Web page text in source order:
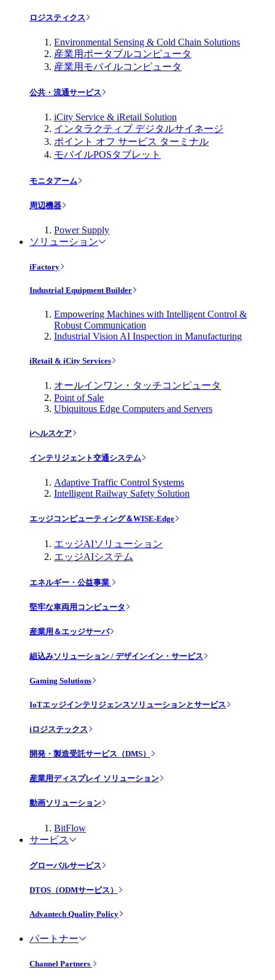
ロジスティクス
Environmental Sensing & Cold Chain Solutions
産業用ポータブルコンピュータ
産業用モバイルコンピュータ
公共・流通サービス
iCity Service & iRetail Solution
インタラクティブ デジタルサイネージ
ポイント オフ サービス ターミナル
モバイルPOSタブレット
モニタアーム
周辺機器
Power Supply
ソリューション
iFactory
Industrial Equipment Builder
Empowering Machines with Intelligent Control &
Robust Communication
Industrial Vision AI Inspection in Manufacturing
iRetail & iCity Services
オールインワン・タッチコンピュータ
Point of Sale
Ubiquitous Edge Computers and Servers
iヘルスケア
インテリジェント交通システム
Adaptive Traffic Control Systems
Intelligent Railway Safety Solution
エッジコンピューティング＆WISE-Edge
エッジAIソリューション
エッジAIシステム
エネルギー・公益事業
堅牢な車両用コンピュータ
産業用＆エッジサーバ
組込みソリューション / デザインイン・サービス
Gaming Solutions
IoTエッジインテリジェンスソリューションとサービス
iロジステックス
開発・製造受託サービス（DMS）
産業用ディスプレイ ソリューション
動画ソリューション
BitFlow
サービス
グローバルサービス
DTOS（ODMサービス）
Advantech Quality Policy
パートナー
Channel Partners